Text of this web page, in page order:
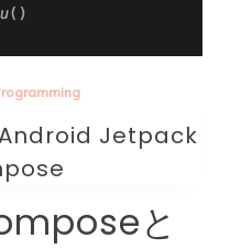
Android Jetpack
と